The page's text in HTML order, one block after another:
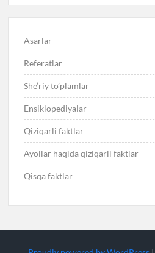
Asarlar
Referatlar
She’riy to’plamlar
Ensiklopediyalar
Qiziqarli faktlar
Ayollar haqida qiziqarli faktlar
Qisqa faktlar